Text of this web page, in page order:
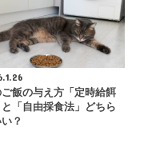
飯の与え方「定時給餌
「自由採食法」どちら
？